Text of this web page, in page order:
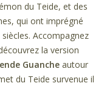
du Teide, et des
qui ont imprégné
Accompagnez
la version
Guanche autour
du Teide survenue il